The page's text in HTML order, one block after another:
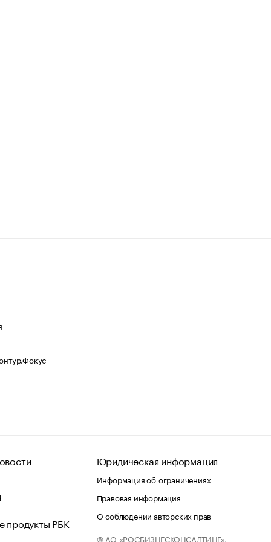
продукты РБК
Юридическая информация
Информация об ограничениях
Правовая информация
О соблюдении авторских прав
© АО «РОСБИЗНЕСКОНСАЛТИНГ»,